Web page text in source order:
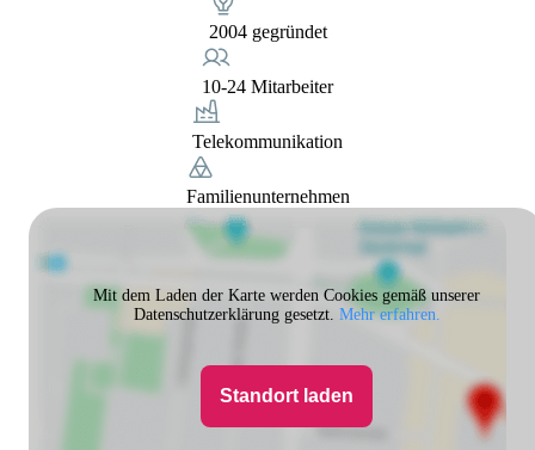
2004 gegründet
10-24 Mitarbeiter
Telekommunikation
Familienunternehmen
Mit dem Laden der Karte werden Cookies gemäß unserer
Datenschutzerklärung gesetzt. Mehr erfahren.
Standort laden